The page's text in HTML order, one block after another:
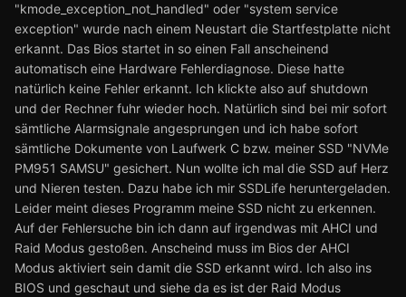
"kmode_exception_not_handled" oder "system service
exception" wurde nach einem Neustart die Startfestplatte nicht
erkannt. Das Bios startet in so einen Fall anscheinend
automatisch eine Hardware Fehlerdiagnose. Diese hatte
natürlich keine Fehler erkannt. Ich klickte also auf shutdown
und der Rechner fuhr wieder hoch. Natürlich sind bei mir sofort
sämtliche Alarmsignale angesprungen und ich habe sofort
sämtliche Dokumente von Laufwerk C bzw. meiner SSD "NVMe
PM951 SAMSU" gesichert. Nun wollte ich mal die SSD auf Herz
und Nieren testen. Dazu habe ich mir SSDLife heruntergeladen.
Leider meint dieses Programm meine SSD nicht zu erkennen.
Auf der Fehlersuche bin ich dann auf irgendwas mit AHCI und
Raid Modus gestoßen. Anscheind muss im Bios der AHCI
Modus aktiviert sein damit die SSD erkannt wird. Ich also ins
BIOS und geschaut und siehe da es ist der Raid Modus